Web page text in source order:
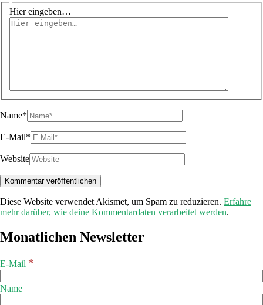
Hier eingeben…
Name*
E-Mail*
Website
Diese Website verwendet Akismet, um Spam zu reduzieren. Erfahre
mehr darüber, wie deine Kommentardaten verarbeitet werden.
Monatlichen Newsletter
E-Mail *
Name